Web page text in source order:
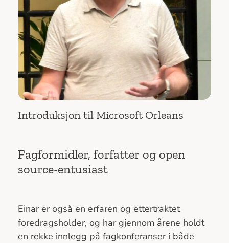
Introduksjon til Microsoft Orleans
Fagformidler, forfatter og open
source-entusiast
Einar er også en erfaren og ettertraktet
foredragsholder, og har gjennom årene holdt
en rekke innlegg på fagkonferanser i både